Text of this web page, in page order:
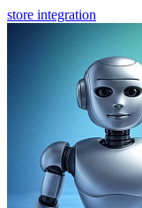
store integration